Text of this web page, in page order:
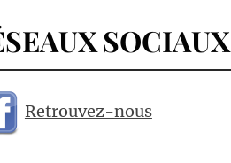
SOCIAUX
Retrouvez-nous